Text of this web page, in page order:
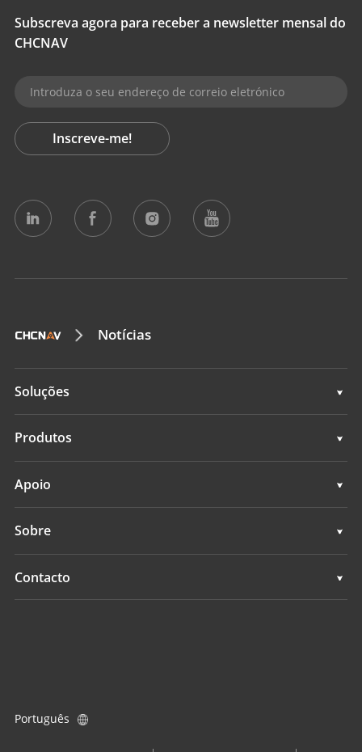
Subscreva agora para receber a newsletter mensal do
CHCNAV
Inscreve-me!
Notícias
Soluções
Soluções
Produtos
Sistemas de controlo de máquinas
Todos os produtos
Apoio
Apoio
Sobre
Visão geral
Contacto
Português